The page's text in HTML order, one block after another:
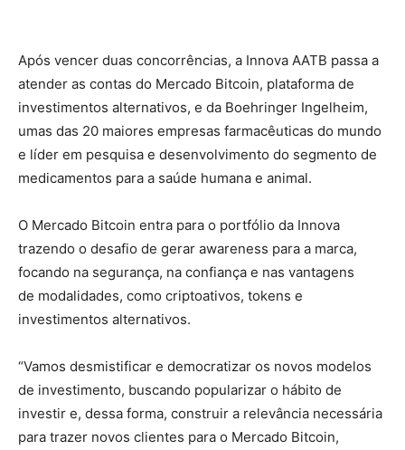
Após vencer duas concorrências, a Innova AATB passa a
atender as contas do Mercado Bitcoin, plataforma de
investimentos alternativos, e da Boehringer Ingelheim,
umas das 20 maiores empresas farmacêuticas do mundo
e líder em pesquisa e desenvolvimento do segmento de
medicamentos para a saúde humana e animal.
O Mercado Bitcoin entra para o portfólio da Innova
trazendo o desafio de gerar awareness para a marca,
focando na segurança, na confiança e nas vantagens
de modalidades, como criptoativos, tokens e
investimentos alternativos.
“Vamos desmistificar e democratizar os novos modelos
de investimento, buscando popularizar o hábito de
investir e, dessa forma, construir a relevância necessária
para trazer novos clientes para o Mercado Bitcoin,